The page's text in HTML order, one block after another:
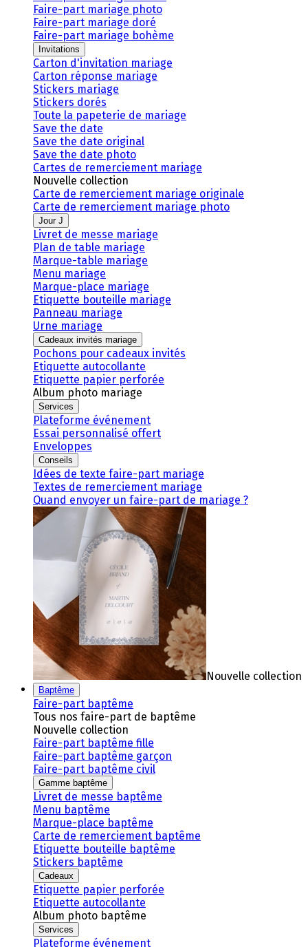
Faire-part mariage photo
Faire-part mariage doré
Faire-part mariage bohème
Invitations
Carton d'invitation mariage
Carton réponse mariage
Stickers mariage
Stickers dorés
Toute la papeterie de mariage
Save the date
Save the date original
Save the date photo
Cartes de remerciement mariage
Nouvelle collection
Carte de remerciement mariage originale
Carte de remerciement mariage photo
Jour J
Livret de messe mariage
Plan de table mariage
Marque-table mariage
Menu mariage
Marque-place mariage
Etiquette bouteille mariage
Panneau mariage
Urne mariage
Cadeaux invités mariage
Pochons pour cadeaux invités
Etiquette autocollante
Etiquette papier perforée
Album photo mariage
Services
Plateforme événement
Essai personnalisé offert
Enveloppes
Conseils
Idées de texte faire-part mariage
Textes de remerciement mariage
Quand envoyer un faire-part de mariage ?
Nouvelle collection
Baptême
Faire-part baptême
Tous nos faire-part de baptême
Nouvelle collection
Faire-part baptême fille
Faire-part baptême garçon
Faire-part baptême civil
Gamme baptême
Livret de messe baptême
Menu baptême
Marque-place baptême
Carte de remerciement baptême
Etiquette bouteille baptême
Stickers baptême
Cadeaux
Etiquette papier perforée
Etiquette autocollante
Album photo baptême
Services
Plateforme événement